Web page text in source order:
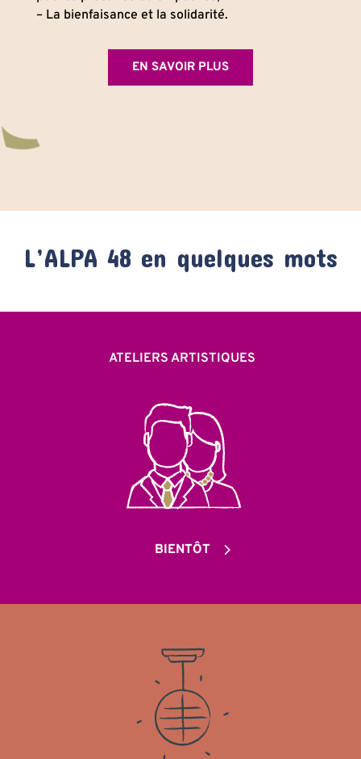
– La bienfaisance et la solidarité.
EN SAVOIR PLUS
L’ALPA 48 en quelques mots
ATELIERS ARTISTIQUES
BIENTÔT